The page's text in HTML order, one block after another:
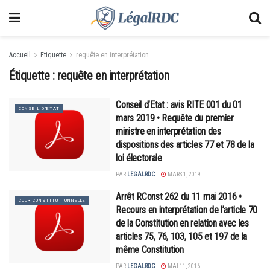
Accueil Etiquette requête en interprétation
Étiquette : requête en interprétation
CONSEIL D’ETAT
Conseil d’Etat : avis RITE 001 du 01
mars 2019 • Requête du premier
ministre en interprétation des
dispositions des articles 77 et 78 de la
loi électorale
PAR LEGALRDC MARS 1, 2019
COUR CONSTITUTIONNELLE
Arrêt RConst 262 du 11 mai 2016 •
Recours en interprétation de l’article 70
de la Constitution en relation avec les
articles 75, 76, 103, 105 et 197 de la
même Constitution
PAR LEGALRDC MAI 11, 2016